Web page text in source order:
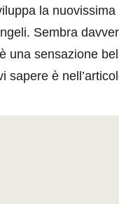
la
Sembra
una sensazione
sapere è